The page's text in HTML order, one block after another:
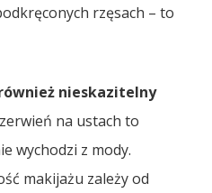
rzęsach – to
nieskazitelny
na ustach to
wychodzi z mody.
makijażu zależy od